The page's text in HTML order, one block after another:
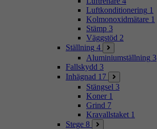
Luftkonditionering 1
Kolmonoxidmätare 1
Stämp 3
Väggstöd 2
Ställning 4
Aluminiumställning 3
Fallskydd 3
Inhägnad 17
Stängsel 3
Koner 1
Grind 7
Kravallstaket 1
Stege 8